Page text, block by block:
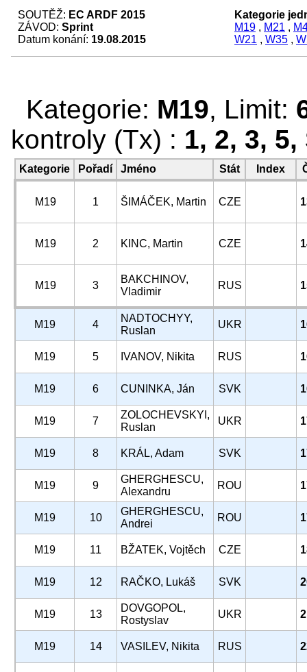
SOUTĚŽ: EC ARDF 2015
ZÁVOD: Sprint
Datum konání: 19.08.2015
Kategorie
M19 , M21 ,
W21 , W35 ,
Kategorie: M19, Limit:
kontroly (Tx) : 1, 2, 3, 5,
Kategorie Pořadí Jméno Stát Index
M19 1 ŠIMÁČEK, Martin CZE
M19 2 KINC, Martin CZE
M19 3
BAKCHINOV,
Vladimir
RUS
M19 4
NADTOCHYY,
Ruslan
UKR
M19 5 IVANOV, Nikita RUS
M19 6 CUNINKA, Ján SVK
M19 7
ZOLOCHEVSKYI,
Ruslan
UKR
M19 8 KRÁL, Adam SVK
M19 9
GHERGHESCU,
Alexandru
ROU
M19 10
GHERGHESCU,
Andrei
ROU
M19 11 BŽATEK, Vojtěch CZE
M19 12 RAČKO, Lukáš SVK
M19 13
DOVGOPOL,
Rostyslav
UKR
M19 14 VASILEV, Nikita RUS